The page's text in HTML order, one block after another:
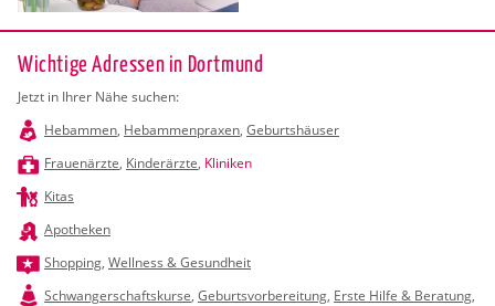
Wichtige Adressen in Dortmund
Jetzt in Ihrer Nähe suchen:
Hebammen, Hebammenpraxen, Geburtshäuser
Frauenärzte, Kinderärzte, Kliniken
Kitas
Apotheken
Shopping, Wellness & Gesundheit
Schwangerschaftskurse, Geburtsvorbereitung, Erste Hilfe & Beratung,